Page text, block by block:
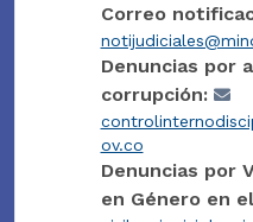
Correo
Denuncias por
corrupción:
ov.co
Denuncias por
en Género en